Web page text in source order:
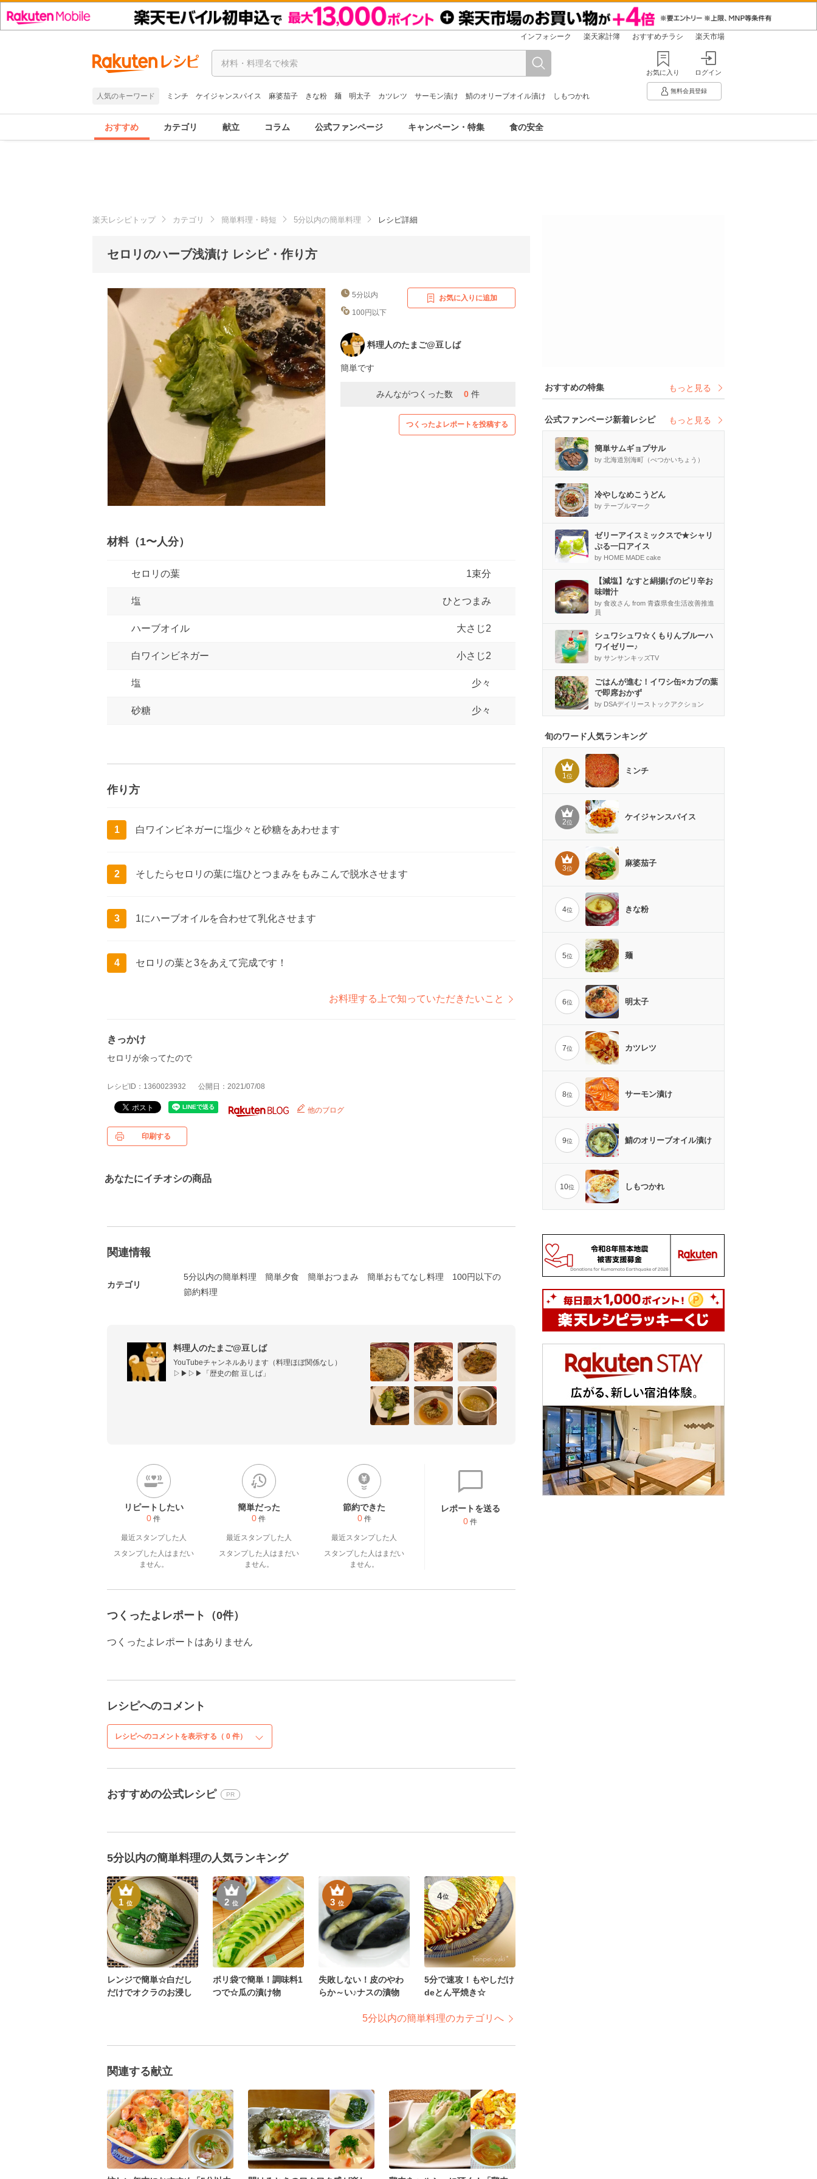
インフォシーク 楽天家計簿 おすすめチラシ 楽天市場
人気のキーワード ミンチ ケイジャンスパイス 麻婆茄子 きな粉 麺 明太子 カツレツ サーモン漬け 鯖のオリーブオイル漬け しもつかれ
お気に入り ログイン
無料会員登録
おすすめ カテゴリ 献立 コラム 公式ファンページ キャンペーン・特集 食の安全
楽天レシピトップ カテゴリ 簡単料理・時短 5分以内の簡単料理 レシピ詳細
セロリのハーブ浅漬け レシピ・作り方
5分以内
100円以下
お気に入りに追加
料理人のたまご@豆しば
簡単です
みんながつくった数 0 件
つくったよレポートを投稿する
材料（1〜人分）
セロリの葉 1束分
塩 ひとつまみ
ハーブオイル 大さじ2
白ワインビネガー 小さじ2
塩 少々
砂糖 少々
作り方
1 白ワインビネガーに塩少々と砂糖をあわせます
2 そしたらセロリの葉に塩ひとつまみをもみこんで脱水させます
3 1にハーブオイルを合わせて乳化させます
4 セロリの葉と3をあえて完成です！
お料理する上で知っていただきたいこと
きっかけ
セロリが余ってたので
レシピID：1360023932 公開日：2021/07/08
他のブログ
印刷する
あなたにイチオシの商品
関連情報
カテゴリ
5分以内の簡単料理 簡単夕食 簡単おつまみ 簡単おもてなし料理
100円以下の
節約料理
料理人のたまご@豆しば
YouTubeチャンネルあります（料理ほぼ関係なし）
▷▶︎▷▶︎「歴史の館 豆しば」
リピートしたい
0 件
最近スタンプした人
スタンプした人はまだい
ません。
簡単だった
0 件
最近スタンプした人
スタンプした人はまだい
ません。
節約できた
0 件
最近スタンプした人
スタンプした人はまだい
ません。
レポートを送る
0 件
つくったよレポート（0件）
つくったよレポートはありません
レシピへのコメント
レシピへのコメントを表示する（ 0 件）
おすすめの公式レシピ PR
5分以内の簡単料理の人気ランキング
1位
レンジで簡単☆白だし
だけでオクラのお浸し
2位
ポリ袋で簡単！調味料1
つで☆瓜の漬け物
3位
失敗しない！皮のやわ
らか～い♪ナスの漬物
4位
5分で速攻！もやしだけ
deとん平焼き☆
5分以内の簡単料理のカテゴリへ
関連する献立
おすすめの特集 もっと見る
公式ファンページ新着レシピ もっと見る
簡単サムギョプサル
by 北海道別海町（べつかいちょう）
冷やしなめこうどん
by テーブルマーク
ゼリーアイスミックスで★シャリ
ぷる一口アイス
by HOME MADE cake
【減塩】なすと絹揚げのピリ辛お
味噌汁
by 食改さん from 青森県食生活改善推進
員
シュワシュワ☆くもりんブルーハ
ワイゼリー♪
by サンサンキッズTV
ごはんが進む！イワシ缶×カブの葉
で即席おかず
by DSAデイリーストックアクション
旬のワード人気ランキング
1位
ミンチ
2位
ケイジャンスパイス
3位
麻婆茄子
4位 きな粉
5位 麺
6位 明太子
7位 カツレツ
8位 サーモン漬け
9位 鯖のオリーブオイル漬け
10位 しもつかれ